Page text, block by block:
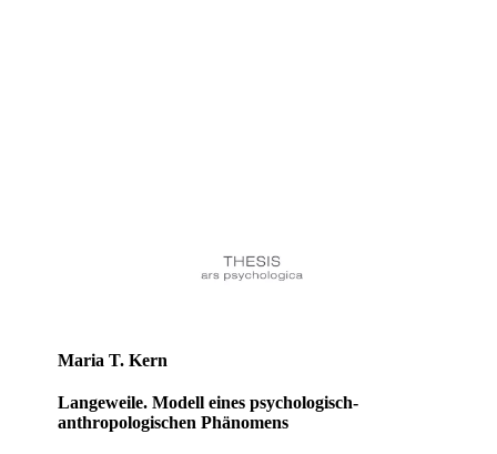
Maria T. Kern
Langeweile. Modell eines psychologisch-
anthropologischen Phänomens